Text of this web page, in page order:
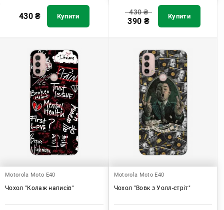
430₴ Купити
430₴
390 ₴ Купити
Motorola Moto E40
Чохол "Колаж написів"
Motorola Moto E40
Чохол "Вовк з Уолл-стріт"